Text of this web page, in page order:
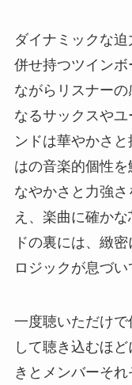
ダイナミックな
併せ持つツイン
ながらリスナー
なるサックスや
ンドは華やかさ
はの音楽的個性
なやかさと力強
え、楽曲に確か
ドの裏には、緻
ロジックが息づい
一度聴いただけ
して聴き込むほ
きとメンバーそ